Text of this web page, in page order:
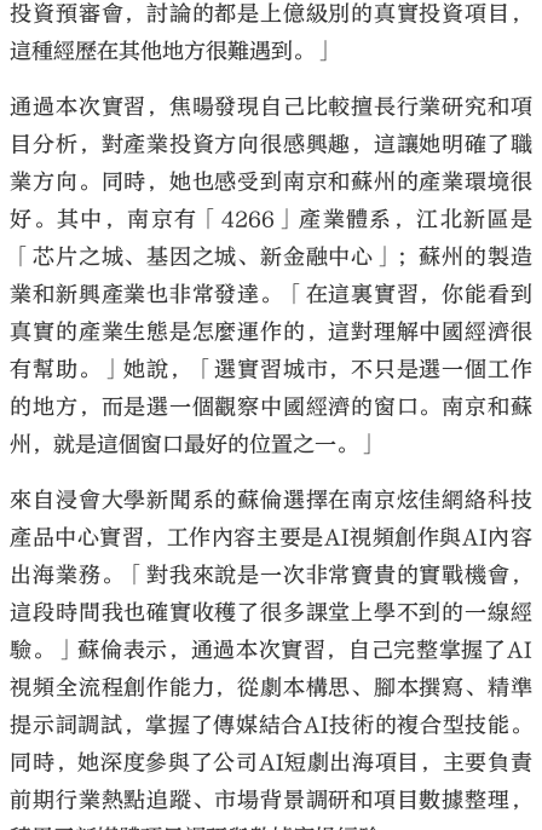
投資預審會，討論的都是上億級別的真實投資項目，
這種經歷在其他地方很難遇到。」
通過本次實習，焦暘發現自己比較擅長行業研究和項
目分析，對產業投資方向很感興趣，這讓她明確了職
業方向。同時，她也感受到南京和蘇州的產業環境很
好。其中，南京有「4266」產業體系，江北新區是
「芯片之城、基因之城、新金融中心」；蘇州的製造
業和新興產業也非常發達。「在這裏實習，你能看到
真實的產業生態是怎麼運作的，這對理解中國經濟很
有幫助。」她說，「選實習城市，不只是選一個工作
的地方，而是選一個觀察中國經濟的窗口。南京和蘇
州，就是這個窗口最好的位置之一。」
來自浸會大學新聞系的蘇倫選擇在南京炫佳網絡科技
產品中心實習，工作內容主要是AI視頻創作與AI內容
出海業務。「對我來說是一次非常寶貴的實戰機會，
這段時間我也確實收穫了很多課堂上學不到的一線經
驗。」蘇倫表示，通過本次實習，自己完整掌握了AI
視頻全流程創作能力，從劇本構思、腳本撰寫、精準
提示詞調試，掌握了傳媒結合AI技術的複合型技能。
同時，她深度參與了公司AI短劇出海項目，主要負責
前期行業熱點追蹤、市場背景調研和項目數據整理，